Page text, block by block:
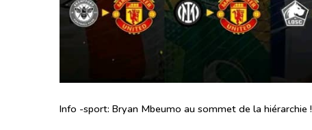
Info -sport: Bryan Mbeumo au sommet de la hiérarchie !